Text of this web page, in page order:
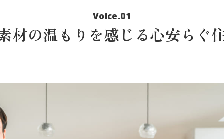
Voice.01
材の温もりを感じる心安らぐ